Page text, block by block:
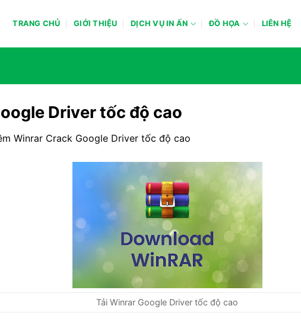
TRANG CHỦ GIỚI THIỆU DỊCH VỤ IN ẤN ĐỒ HỌA LIÊN HỆ
Driver tốc độ cao
Winrar Crack Google Driver tốc độ cao
Tải Winrar Google Driver tốc độ cao